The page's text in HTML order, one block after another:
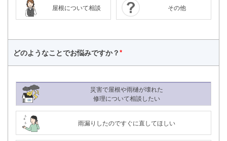
屋根について相談 その他
どのようなことでお悩みですか？*
災害で屋根や雨樋が壊れた
修理について相談したい
雨漏りしたのですぐに直してほしい